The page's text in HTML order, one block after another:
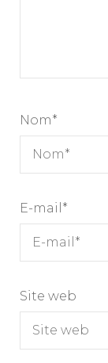
Nom*
E-mail *
Site web